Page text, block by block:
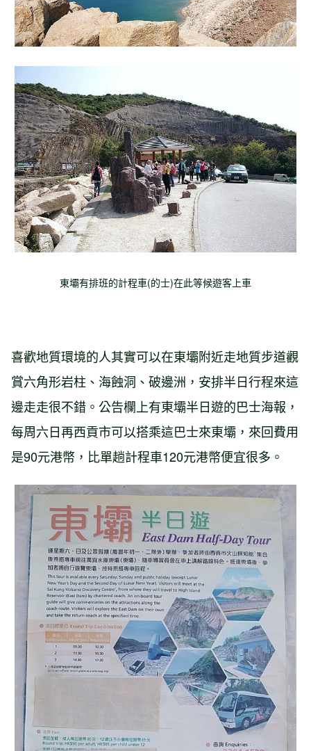
東壩有排班的計程車(的士)在此等候遊客上車
喜歡地質環境的人其實可以在東壩附近走地質步道觀
賞六角形岩柱、海蝕洞、破邊洲，安排半日行程來這
邊走走很不錯。公告欄上有東壩半日遊的巴士海報，
每周六日再西貢市可以搭乘這巴士來東壩，來回費用
是90元港幣，比單趟計程車120元港幣便宜很多。